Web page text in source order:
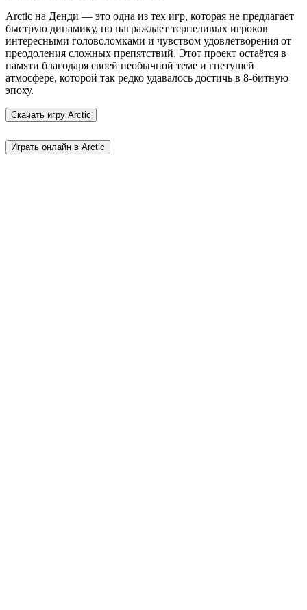
Arctic на Денди — это одна из тех игр, которая не предлагает
быструю динамику, но награждает терпеливых игроков
интересными головоломками и чувством удовлетворения от
преодоления сложных препятствий. Этот проект остаётся в
памяти благодаря своей необычной теме и гнетущей
атмосфере, которой так редко удавалось достичь в 8-битную
эпоху.
Скачать игру Arctic
Играть онлайн в Arctic